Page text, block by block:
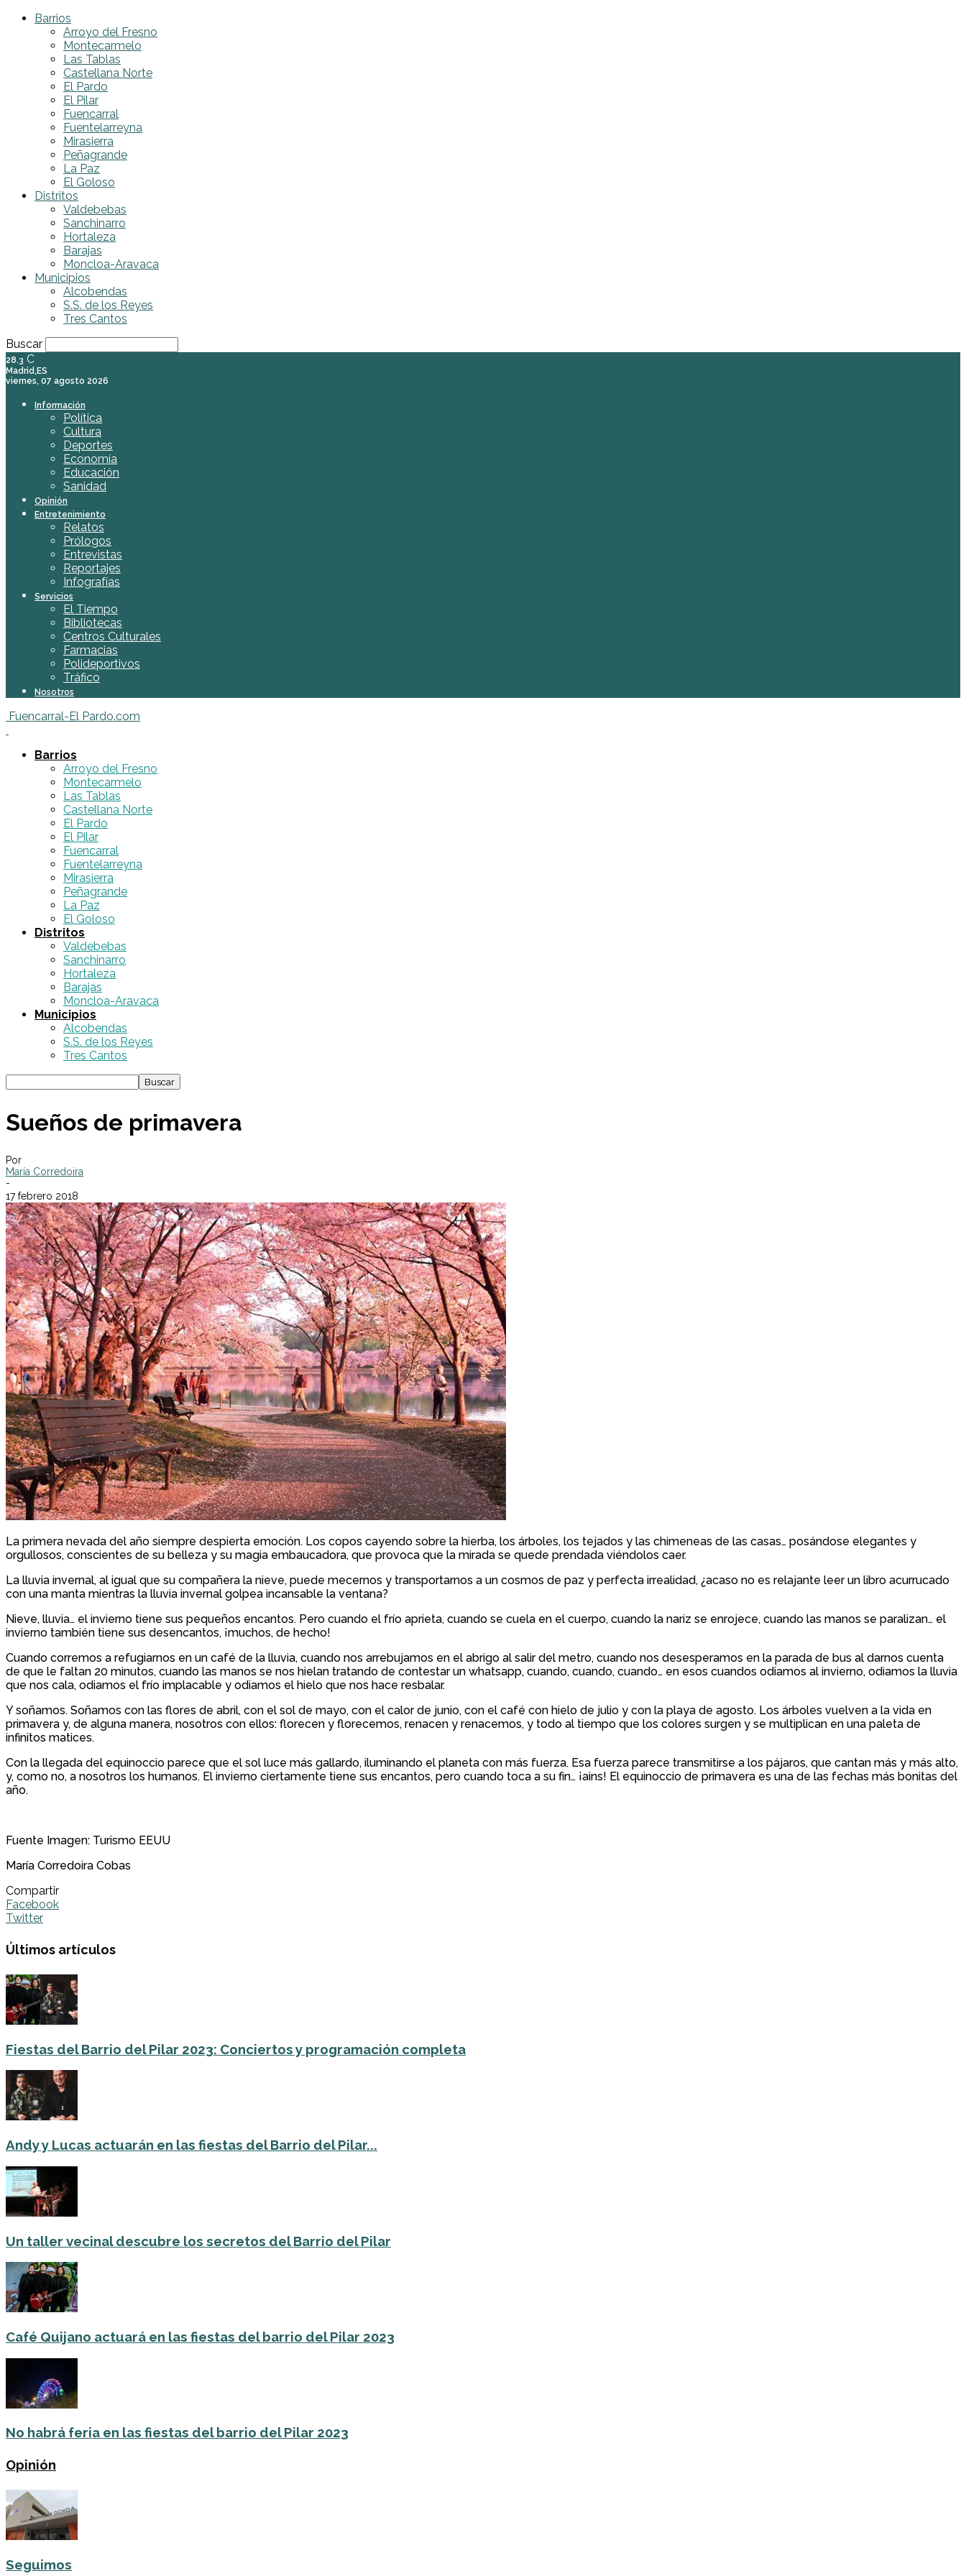
Barrios
Arroyo del Fresno
Montecarmelo
Las Tablas
Castellana Norte
El Pardo
El Pilar
Fuencarral
Fuentelarreyna
Mirasierra
Peñagrande
La Paz
El Goloso
Distritos
Valdebebas
Sanchinarro
Hortaleza
Barajas
Moncloa-Aravaca
Municipios
Alcobendas
S.S. de los Reyes
Tres Cantos
Buscar
28.3 C
Madrid,ES
viernes, 07 agosto 2026
Información
Política
Cultura
Deportes
Economía
Educación
Sanidad
Opinión
Entretenimiento
Relatos
Prólogos
Entrevistas
Reportajes
Infografías
Servicios
El Tiempo
Bibliotecas
Centros Culturales
Farmacias
Polideportivos
Tráfico
Nosotros
Fuencarral-El Pardo.com
Barrios
Arroyo del Fresno
Montecarmelo
Las Tablas
Castellana Norte
El Pardo
El Pilar
Fuencarral
Fuentelarreyna
Mirasierra
Peñagrande
La Paz
El Goloso
Distritos
Valdebebas
Sanchinarro
Hortaleza
Barajas
Moncloa-Aravaca
Municipios
Alcobendas
S.S. de los Reyes
Tres Cantos
Sueños de primavera
Por
María Corredoira
-
17 febrero 2018
La primera nevada del año siempre despierta emoción. Los copos cayendo sobre la hierba, los árboles, los tejados y las chimeneas de las casas… posándose elegantes y
orgullosos, conscientes de su belleza y su magia embaucadora, que provoca que la mirada se quede prendada viéndolos caer.
La lluvia invernal, al igual que su compañera la nieve, puede mecernos y transportarnos a un cosmos de paz y perfecta irrealidad, ¿acaso no es relajante leer un libro acurrucado
con una manta mientras la lluvia invernal golpea incansable la ventana?
Nieve, lluvia… el invierno tiene sus pequeños encantos. Pero cuando el frío aprieta, cuando se cuela en el cuerpo, cuando la nariz se enrojece, cuando las manos se paralizan… el
invierno también tiene sus desencantos, ¡muchos, de hecho!
Cuando corremos a refugiarnos en un café de la lluvia, cuando nos arrebujamos en el abrigo al salir del metro, cuando nos desesperamos en la parada de bus al darnos cuenta
de que le faltan 20 minutos, cuando las manos se nos hielan tratando de contestar un whatsapp, cuando, cuando, cuando… en esos cuandos odiamos al invierno, odiamos la lluvia
que nos cala, odiamos el frío implacable y odiamos el hielo que nos hace resbalar.
Y soñamos. Soñamos con las flores de abril, con el sol de mayo, con el calor de junio, con el café con hielo de julio y con la playa de agosto. Los árboles vuelven a la vida en
primavera y, de alguna manera, nosotros con ellos: florecen y florecemos, renacen y renacemos, y todo al tiempo que los colores surgen y se multiplican en una paleta de
infinitos matices.
Con la llegada del equinoccio parece que el sol luce más gallardo, iluminando el planeta con más fuerza. Esa fuerza parece transmitirse a los pájaros, que cantan más y más alto,
y, como no, a nosotros los humanos. El invierno ciertamente tiene sus encantos, pero cuando toca a su fin… ¡ains! El equinoccio de primavera es una de las fechas más bonitas del
año.
Fuente Imagen: Turismo EEUU
María Corredoira Cobas
Compartir
Facebook
Twitter
Últimos artículos
Fiestas del Barrio del Pilar 2023: Conciertos y programación completa
Andy y Lucas actuarán en las fiestas del Barrio del Pilar...
Un taller vecinal descubre los secretos del Barrio del Pilar
Café Quijano actuará en las fiestas del barrio del Pilar 2023
No habrá feria en las fiestas del barrio del Pilar 2023
Opinión
Seguimos